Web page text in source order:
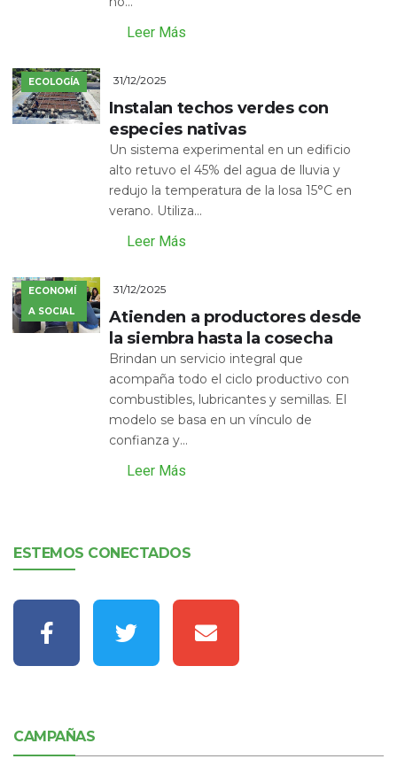
Leer Más
ECOLOGÍA 31/12/2025
Instalan techos verdes con
especies nativas
Un sistema experimental en un edificio
alto retuvo el 45% del agua de lluvia y
redujo la temperatura de la losa 15°C en
verano. Utiliza...
Leer Más
ECONOMÍ
A SOCIAL
31/12/2025
Atienden a productores desde
la siembra hasta la cosecha
Brindan un servicio integral que
acompaña todo el ciclo productivo con
combustibles, lubricantes y semillas. El
modelo se basa en un vínculo de
confianza y...
Leer Más
ESTEMOS CONECTADOS
CAMPAÑAS